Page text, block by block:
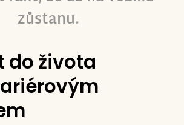
zůstanu.
do života